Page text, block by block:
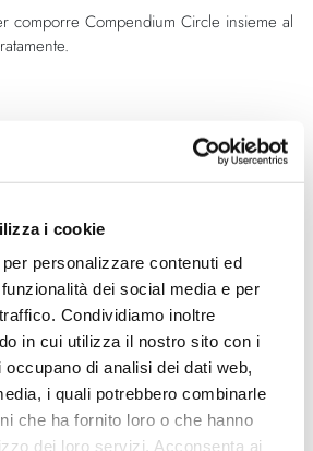
i cookie
personalizzare contenuti ed
dei social media e per
Condividiamo inoltre
in cui utilizza il nostro sito con i
di analisi dei dati web,
i quali potrebbero combinarle
che ha fornito loro o che hanno
dei loro servizi. Acconsenta ai
comporre Compendium Circle insieme al
Sorgente luminosa
Led integrato
-
Classe energetica
A